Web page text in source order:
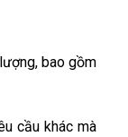
bao gồm
cầu khác mà